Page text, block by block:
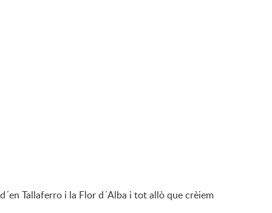
Tallaferro i la Flor d´Alba i tot allò que crèiem